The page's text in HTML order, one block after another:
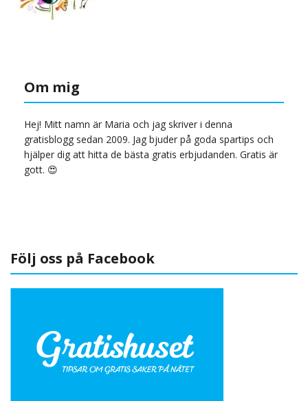
Om mig
Hej! Mitt namn är Maria och jag skriver i denna
gratisblogg sedan 2009. Jag bjuder på goda spartips och
hjälper dig att hitta de bästa gratis erbjudanden. Gratis är
gott. 😍
Följ oss på Facebook